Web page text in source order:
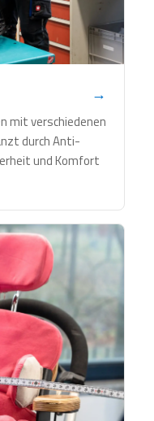
→
mit verschiedenen
durch Anti-
und Komfort